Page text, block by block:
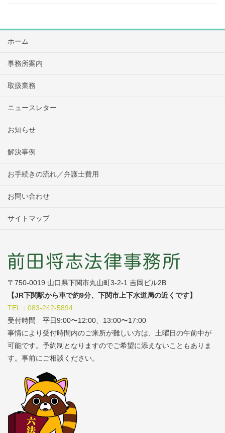
ホーム
事務所案内
取扱業務
ニュースレター
お知らせ
解決事例
お手続きの流れ／弁護士費用
お問い合わせ
サイトマップ
〒750-0019 山口県下関市丸山町3-2-1 吉岡ビル2B
【JR下関駅から車で約9分、下関市上下水道局の近くです】
TEL：083-242-5894
受付時間 平日9:00〜12:00、13:00〜17:00
事情により受付時間内のご来所が難しい方は、土曜日の午前中が
可能です。予約制となりますのでご希望に添えないこともありま
す。事前にご相談ください。